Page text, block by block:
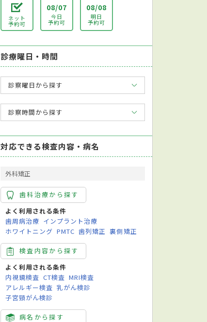
ネット
予約可
08/07
今日
予約可
08/08
明日
予約可
診療曜日・時間
診察曜日から探す
診察時間から探す
対応できる検査内容・病名
外科矯正
歯科治療から探す
よく利用される条件
歯周病治療 インプラント治療
ホワイトニング PMTC 歯列矯正 裏側矯正
検査内容から探す
よく利用される条件
内視鏡検査 CT検査 MRI検査
アレルギー検査 乳がん検診
子宮頸がん検診
病名から探す